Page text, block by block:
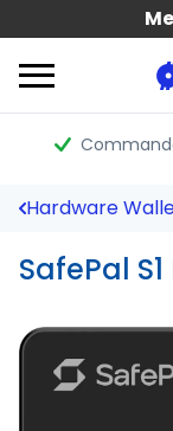
Hardware
SafePal S1